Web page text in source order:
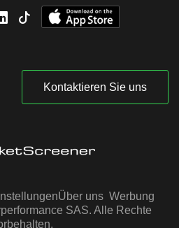
Kontaktieren Sie uns
Über uns Werbung
SAS. Alle Rechte